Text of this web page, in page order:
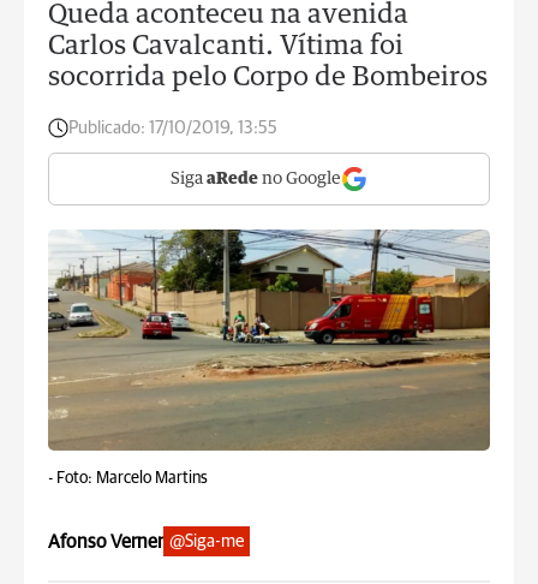
Queda aconteceu na avenida
Carlos Cavalcanti. Vítima foi
socorrida pelo Corpo de Bombeiros
Publicado: 17/10/2019, 13:55
Siga aRede no Google
- Foto: Marcelo Martins
Afonso Verner @Siga-me